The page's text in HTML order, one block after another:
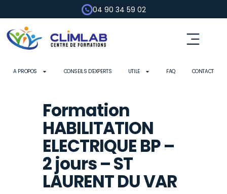
04 90 34 59 02
A PROPOS CONSEILS D’EXPERTS UTILE FAQ CONTACT
Formation
HABILITATION
ELECTRIQUE BP –
2 jours – ST
LAURENT DU VAR